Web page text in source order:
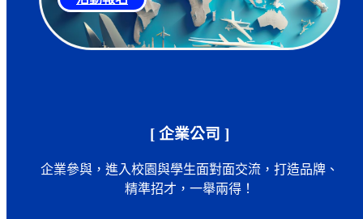
[ 企業公司 ]
企業參與，進入校園與學生面對面交流，打造品牌、
精準招才，一舉兩得！